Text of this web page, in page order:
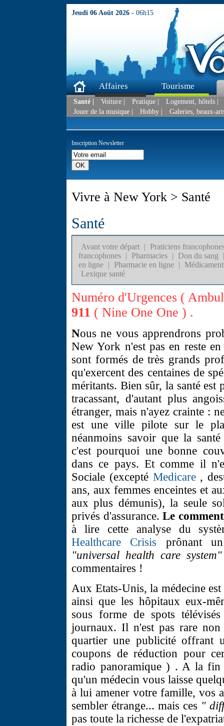
Jeudi 06 Août 2026 - 06h15
Affaires Tourisme
Santé | Voiture | Pratique |
Logement, hôtels |
Jouer de la musique |
Hobby | Galeries, beaux-
Inscription Newsletter
Vivre à New York > Santé
Santé
Avant votre départ |
Praticiens
francophones
| Pharmacies | Don du sang
|
en ligne
| Pharmacie en ligne |
Lexique santé
Numéro d'Urgences (
911 ( Nine One One ) .
Nous ne vous apprendrons
New York n'est pas en reste
sont formés de très grands
qu'exercent des centaines de
méritants. Bien sûr, la santé est
tracassant, d'autant plus
étranger, mais n'ayez crainte :
est une ville pilote sur le
néanmoins savoir que la
c'est pourquoi une bonne
dans ce pays. Et comme il
Sociale (excepté Medicare,
ans, aux femmes enceintes et
aux plus démunis), la seule
privés d'assurance.Le
à lire cette analyse du
Healthcare Crisis prônant
"universal health care system"
commentaires !
Aux Etats-Unis, la médecine
ainsi que les hôpitaux eux-
sous forme de spots
journaux. Il n'est pas rare
quartier une publicité offrant
coupons de réduction pour
radio panoramique ) . A la fin
qu'un médecin vous laisse
à lui amener votre famille, vos
sembler étrange... mais ces "
pas toute la richesse de